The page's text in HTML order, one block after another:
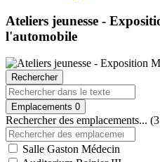
Ateliers jeunesse -
l'automobile
Rechercher
Emplacements 0
Rechercher des emplacements...
Salle Gaston Médecin